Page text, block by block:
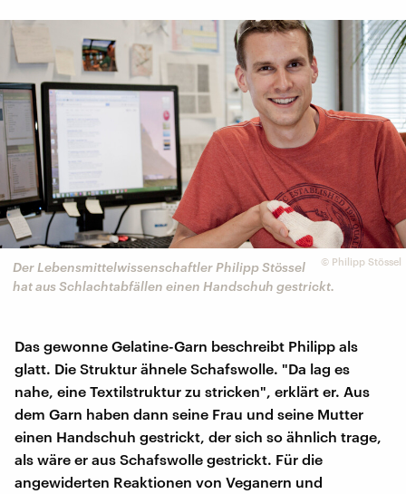
© Philipp Stössel
Der Lebensmittelwissenschaftler Philipp Stössel
hat aus Schlachtabfällen einen Handschuh gestrickt.
Das gewonne Gelatine-Garn beschreibt Philipp als
glatt. Die Struktur ähnele Schafswolle. "Da lag es
nahe, eine Textilstruktur zu stricken", erklärt er. Aus
dem Garn haben dann seine Frau und seine Mutter
einen Handschuh gestrickt, der sich so ähnlich trage,
als wäre er aus Schafswolle gestrickt. Für die
angewiderten Reaktionen von Veganern und